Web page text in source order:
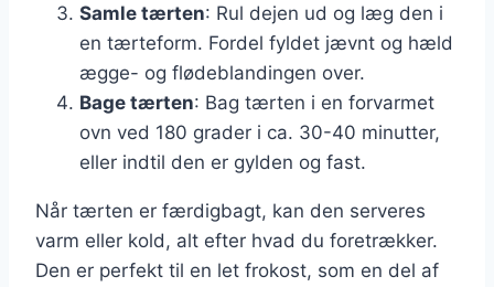
Samle tærten: Rul dejen ud og læg den i
en tærteform. Fordel fyldet jævnt og hæld
ægge- og flødeblandingen over.
Bage tærten: Bag tærten i en forvarmet
ovn ved 180 grader i ca. 30-40 minutter,
eller indtil den er gylden og fast.
Når tærten er færdigbagt, kan den serveres
varm eller kold, alt efter hvad du foretrækker.
Den er perfekt til en let frokost, som en del af